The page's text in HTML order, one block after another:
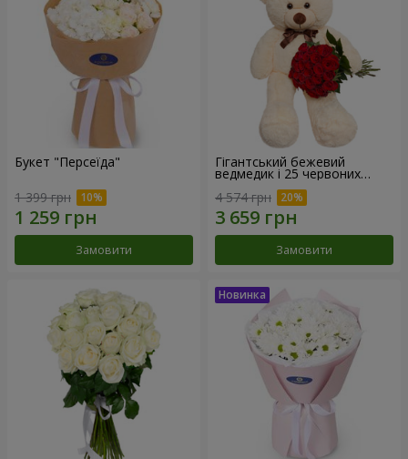
Букет "Персеїда"
1 399 грн
Замовити
Гігантський бежевий
ведмедик і 25 червоних
троянд
4 574 грн
Замовити